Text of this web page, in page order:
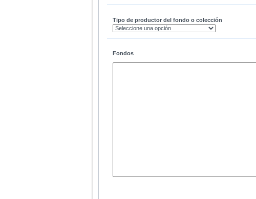
Tipo de productor del fondo o colección
Fondos